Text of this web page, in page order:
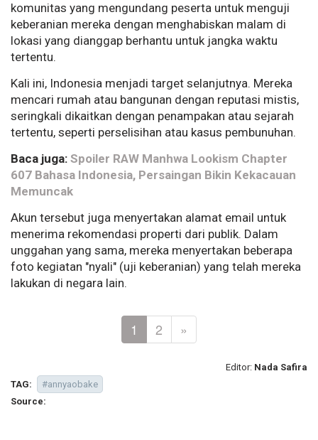
komunitas yang mengundang peserta untuk menguji
keberanian mereka dengan menghabiskan malam di
lokasi yang dianggap berhantu untuk jangka waktu
tertentu.
Kali ini, Indonesia menjadi target selanjutnya. Mereka
mencari rumah atau bangunan dengan reputasi mistis,
seringkali dikaitkan dengan penampakan atau sejarah
tertentu, seperti perselisihan atau kasus pembunuhan.
Baca juga: Spoiler RAW Manhwa Lookism Chapter
607 Bahasa Indonesia, Persaingan Bikin Kekacauan
Memuncak
Akun tersebut juga menyertakan alamat email untuk
menerima rekomendasi properti dari publik. Dalam
unggahan yang sama, mereka menyertakan beberapa
foto kegiatan "nyali" (uji keberanian) yang telah mereka
lakukan di negara lain.
1 2 »
Editor: Nada Safira
TAG:
#annyaobake
Source: